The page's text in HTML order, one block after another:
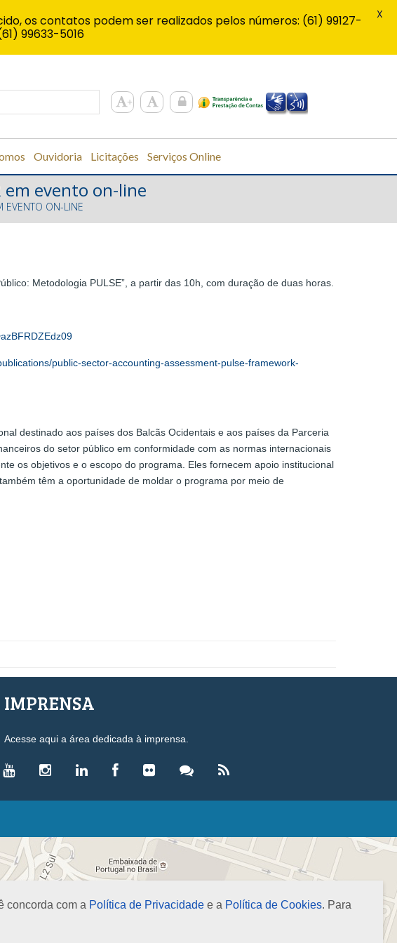
Ouvidoria Licitações Serviços Online
em evento on-line
EVENTO ON-LINE
Metodologia PULSE”, a partir das 10h, com duração de duas horas.
public-sector-accounting-assessment-pulse-framework-
destinado aos países dos Balcãs Ocidentais e aos países da Parceria
do setor público em conformidade com as normas internacionais
os objetivos e o escopo do programa. Eles fornecem apoio institucional
têm a oportunidade de moldar o programa por meio de
concorda com a Política de Privacidade e a Política de Cookies. Para
IMPRENSA
Acesse aqui a área dedicada à imprensa.
LEGISLAÇÃO
Decretos-Lei
Normas Brasileiras de Contabilidade
os contatos podem ser realizados pelos números: (61) 99127-
99633-5016
X